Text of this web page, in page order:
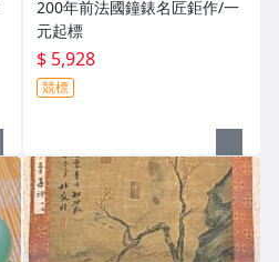
200年前法國鐘錶名匠鉅作/一
元起標
$ 5,928
競標